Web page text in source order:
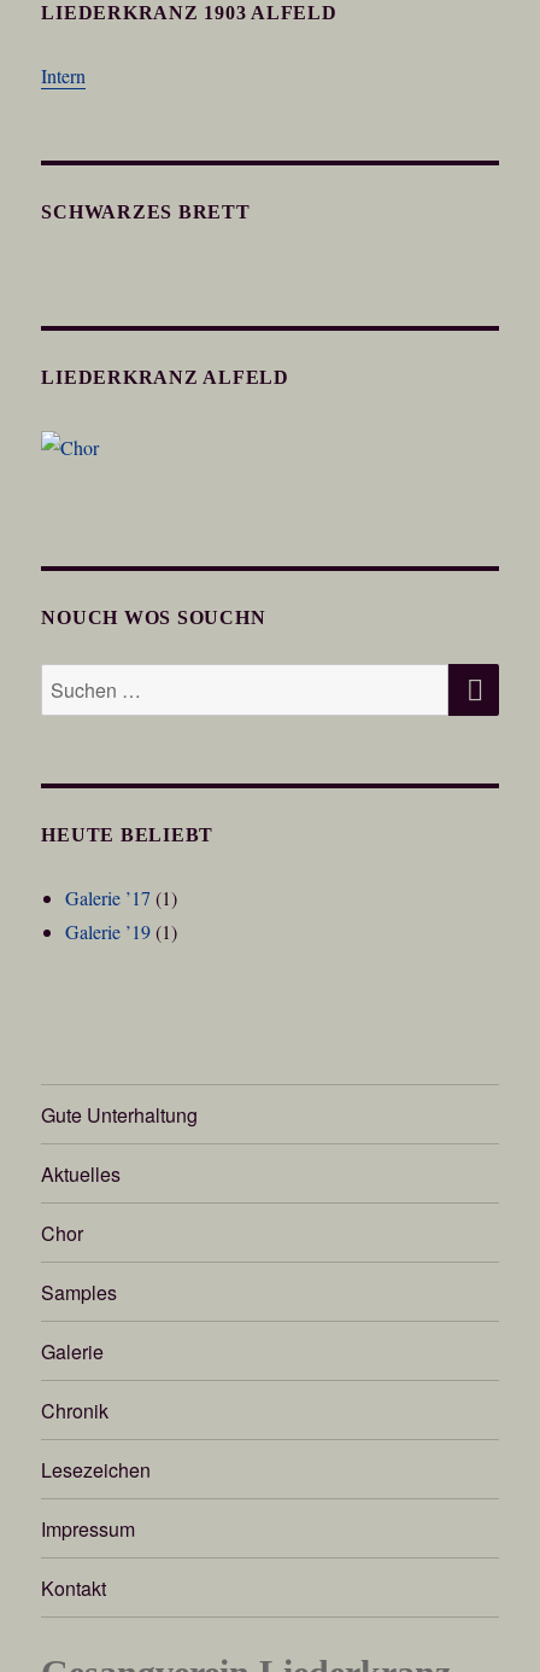
LIEDERKRANZ 1903 ALFELD
Intern
SCHWARZES BRETT
LIEDERKRANZ ALFELD
NOUCH WOS SOUCHN
Suchen
nach:
HEUTE BELIEBT
Galerie ’17 (1)
Galerie ’19 (1)
Gute Unterhaltung
Aktuelles
Chor
Samples
Galerie
Chronik
Lesezeichen
Impressum
Kontakt